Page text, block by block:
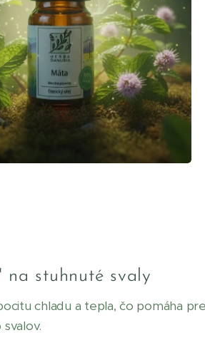
na stuhnuté svaly
chladu a tepla, čo pomáha